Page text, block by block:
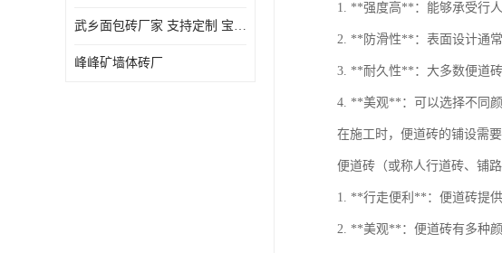
武乡面包砖厂家 支持定制 宝满建材
峰峰矿墙体砖厂
1. **强度高**：能够承受行人
2. **防滑性**：表面设计通
3. **耐久性**：大多数便道
4. **美观**：可以选择不同
在施工时，便道砖的铺设需
便道砖（或称人行道砖、铺
1. **行走便利**：便道砖提
2. **美观**：便道砖有多种